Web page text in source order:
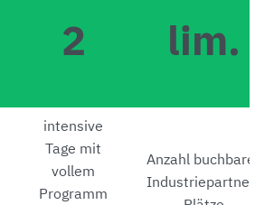
2 lim.
intensive
Tage mit
vollem
Programm
Anzahl buchbarer
Industriepartner-